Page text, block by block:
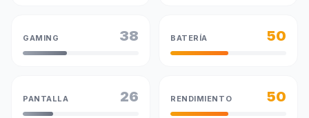
GAMING 38 BATERÍA 50
PANTALLA 26 RENDIMIENTO 50